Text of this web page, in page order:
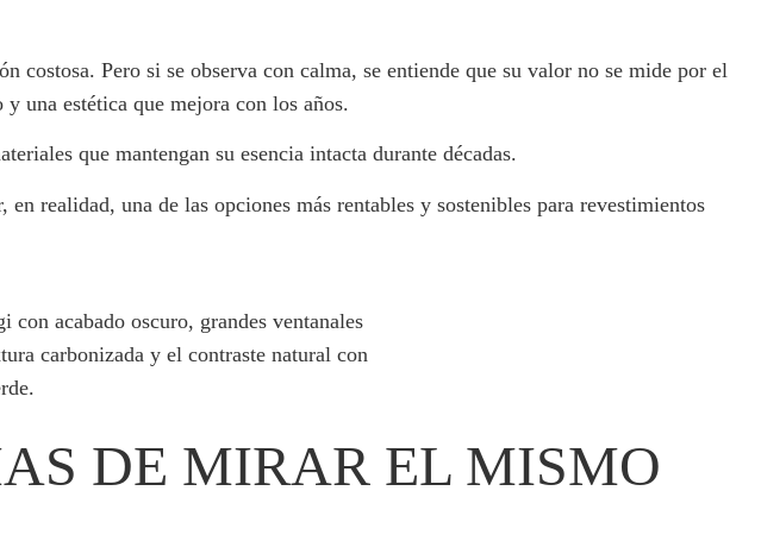
costosa. Pero si se observa con calma, se entiende que su valor no se mide por el
una estética que mejora con los años.
que mantengan su esencia intacta durante décadas.
realidad, una de las opciones más rentables y sostenibles para revestimientos
DE MIRAR EL MISMO